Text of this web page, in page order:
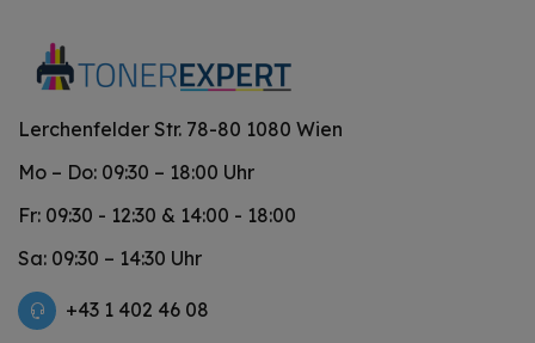
Lerchenfelder Str. 78-80 1080 Wien
Mo – Do: 09:30 – 18:00 Uhr
Fr: 09:30 - 12:30 & 14:00 - 18:00
Sa: 09:30 – 14:30 Uhr
+43 1 402 46 08